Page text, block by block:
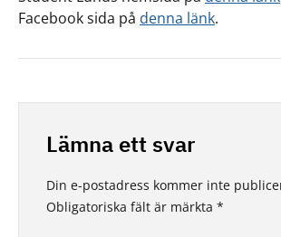
Facebook sida på denna länk.
Lämna ett svar
Din e-postadress kommer inte
Obligatoriska fält är märkta *